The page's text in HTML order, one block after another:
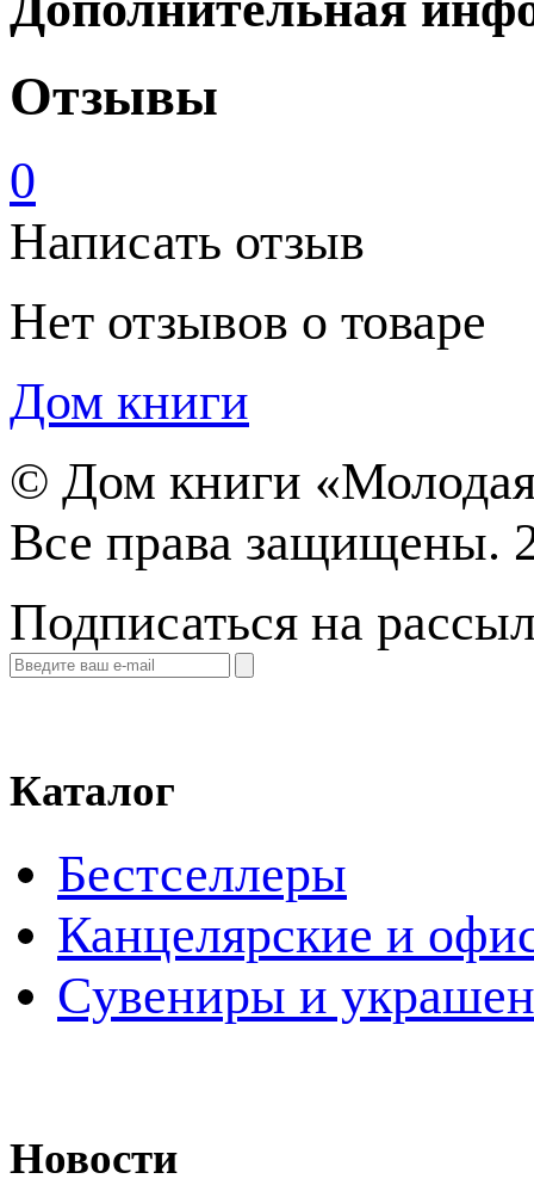
Отзывы
0
Написать отзыв
Нет отзывов о товаре
Дом книги
© Дом книги
Все права защищены.
Подписаться на
Каталог
Бестселлеры
Канцелярские и
Cувениры и
Новости